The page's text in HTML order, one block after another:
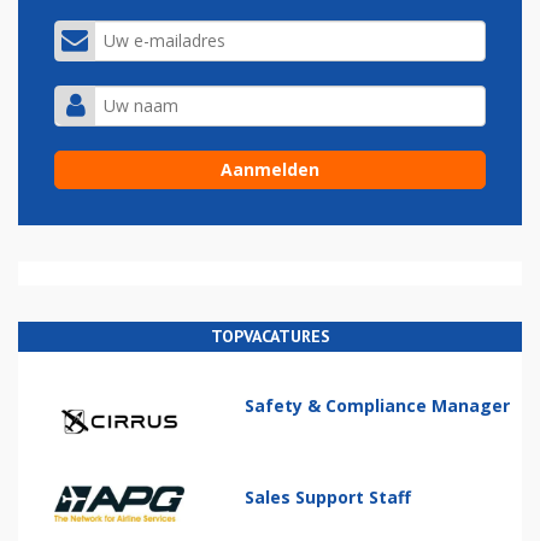
TOPVACATURES
Safety & Compliance Manager
Sales Support Staff